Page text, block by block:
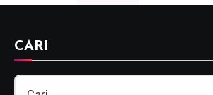
CARI
Cari